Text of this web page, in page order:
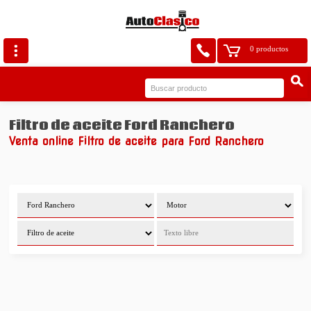
0 productos
Filtro de aceite Ford Ranchero
Venta online Filtro de aceite para Ford Ranchero